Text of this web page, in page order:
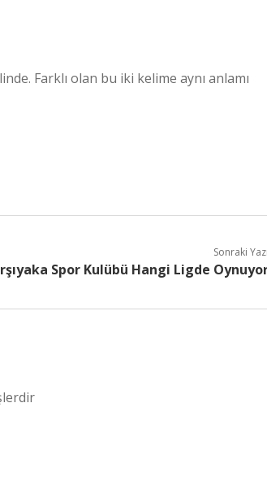
Farklı olan bu iki kelime aynı anlamı
Sonraki
Spor Kulübü Hangi Ligde